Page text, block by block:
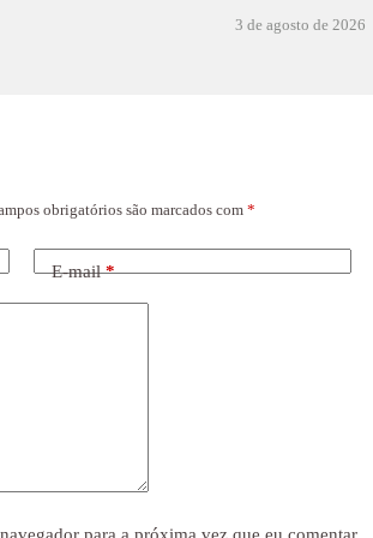
3 de agosto de 2026
obrigatórios são marcados com *
E-mail*
para a próxima vez que eu comentar.